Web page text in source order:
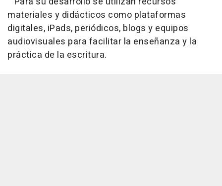
materiales y didácticos como plataformas
digitales, iPads, periódicos, blogs y equipos
audiovisuales para facilitar la enseñanza y la
práctica de la escritura.